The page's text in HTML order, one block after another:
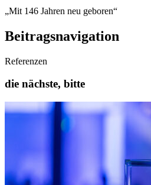
„Mit 146 Jahren neu geboren“
Beitragsnavigation
Referenzen
die nächste, bitte